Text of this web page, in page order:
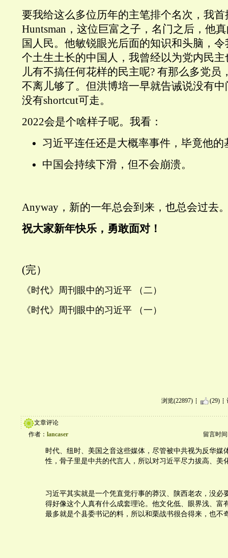
要我给这么多位历年的主笔排个名次，我首
Huntsman，这位巨富之子，名门之后，他
国人民。他敏锐眼光后面的知识和头脑，
个土生土长的中国人，我曾经以为党内民
儿有不搞任何花样的民主呢? 有那么多党员
不离儿够了。但洪博培一早就告诫说没有
没有shortcut可走。
2022会是个啥样子呢。我看：
习近平连任还是大概率事件，毕竟他的
中国会持续下滑，但不会崩溃。
Anyway，新的一年总会到来，也总会过去
祝大家新年快乐，勇敢面对！
(完）
《时代》周刊眼中的习近平 （二）
《时代》周刊眼中的习近平 （一）
浏览(22897) (29)
文章评论
作者： lancaser 留言时间
时代、纽时、美国之音这些媒体，尽管被中共视为反华媒
性，骨子里是中共的代言人，所以对习近平尽力拔高、美
习近平其实就是一个凭直觉行事的莽汉、陕西老农，没必
得好像这个人真有什么成套理论。他文化低、眼界浅、富
最多就是个县委书记的料，所以和栗战书很合得来，也不